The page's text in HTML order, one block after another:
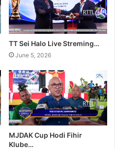
TT Sei Halo Live Streming…
June 5, 2026
MJDAK Cup Hodi Fihir
Klube…